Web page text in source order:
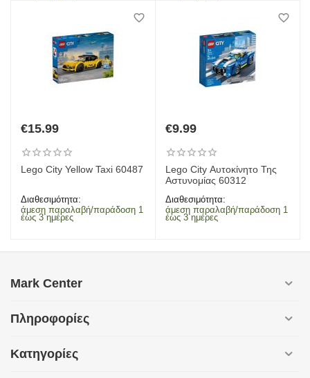
€15.99
Lego City Yellow Taxi 60487
Διαθεσιμότητα:
άμεση παραλαβή/παράδοση 1
έως 3 ημέρες
€9.99
Lego City Αυτοκίνητο Της
Αστυνομίας 60312
Διαθεσιμότητα:
άμεση παραλαβή/παράδοση 1
έως 3 ημέρες
Mark Center
Πληροφορίες
Κατηγορίες